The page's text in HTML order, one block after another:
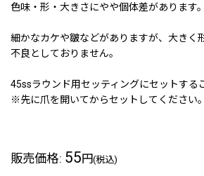
色味・形・大きさにやや個体差があります。
細かなカケや皺などがありますが、大きく
不良としておりません。
45ssラウンド用セッティングにセットする
※先に爪を開いてからセットしてください。
販売価格: 55円(税込)